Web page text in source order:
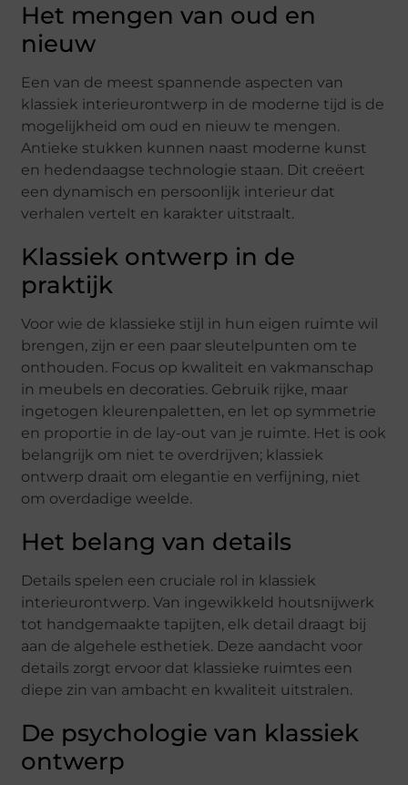
Het mengen van oud en
nieuw
Een van de meest spannende aspecten van
klassiek interieurontwerp in de moderne tijd is de
mogelijkheid om oud en nieuw te mengen.
Antieke stukken kunnen naast moderne kunst
en hedendaagse technologie staan. Dit creëert
een dynamisch en persoonlijk interieur dat
verhalen vertelt en karakter uitstraalt.
Klassiek ontwerp in de
praktijk
Voor wie de klassieke stijl in hun eigen ruimte wil
brengen, zijn er een paar sleutelpunten om te
onthouden. Focus op kwaliteit en vakmanschap
in meubels en decoraties. Gebruik rijke, maar
ingetogen kleurenpaletten, en let op symmetrie
en proportie in de lay-out van je ruimte. Het is ook
belangrijk om niet te overdrijven; klassiek
ontwerp draait om elegantie en verfijning, niet
om overdadige weelde.
Het belang van details
Details spelen een cruciale rol in klassiek
interieurontwerp. Van ingewikkeld houtsnijwerk
tot handgemaakte tapijten, elk detail draagt bij
aan de algehele esthetiek. Deze aandacht voor
details zorgt ervoor dat klassieke ruimtes een
diepe zin van ambacht en kwaliteit uitstralen.
De psychologie van klassiek
ontwerp